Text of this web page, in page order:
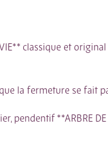
classique et
la fermeture se fait
pendentif **ARBRE